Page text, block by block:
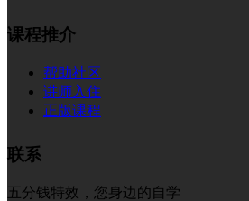
课程推介
帮助社区
讲师入住
正版课程
联系
五分钱特效，您身边的自学